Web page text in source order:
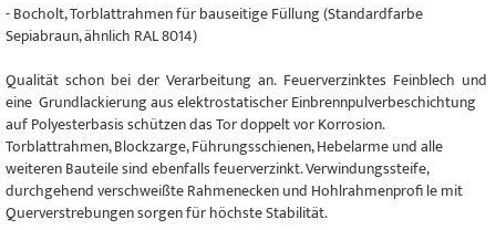
- Bocholt, Torblattrahmen für bauseitige Füllung (Standardfarbe
Sepiabraun, ähnlich RAL 8014)
Qualität schon bei der Verarbeitung an. Feuerverzinktes Feinblech und
eine Grundlackierung aus elektrostatischer Einbrennpulverbeschichtung
auf Polyesterbasis schützen das Tor doppelt vor Korrosion.
Torblattrahmen, Blockzarge, Führungsschienen, Hebelarme und alle
weiteren Bauteile sind ebenfalls feuerverzinkt. Verwindungssteife,
durchgehend verschweißte Rahmenecken und Hohlrahmenprofi le mit
Querverstrebungen sorgen für höchste Stabilität.